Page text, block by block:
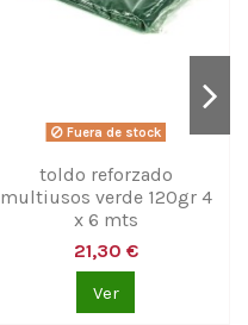
Fuera de stock
toldo reforzado
multiusos verde 120gr 4
x 6 mts
21,30 €
Ver